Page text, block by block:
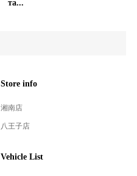
та...
Store info
湘南店
八王子店
Vehicle List